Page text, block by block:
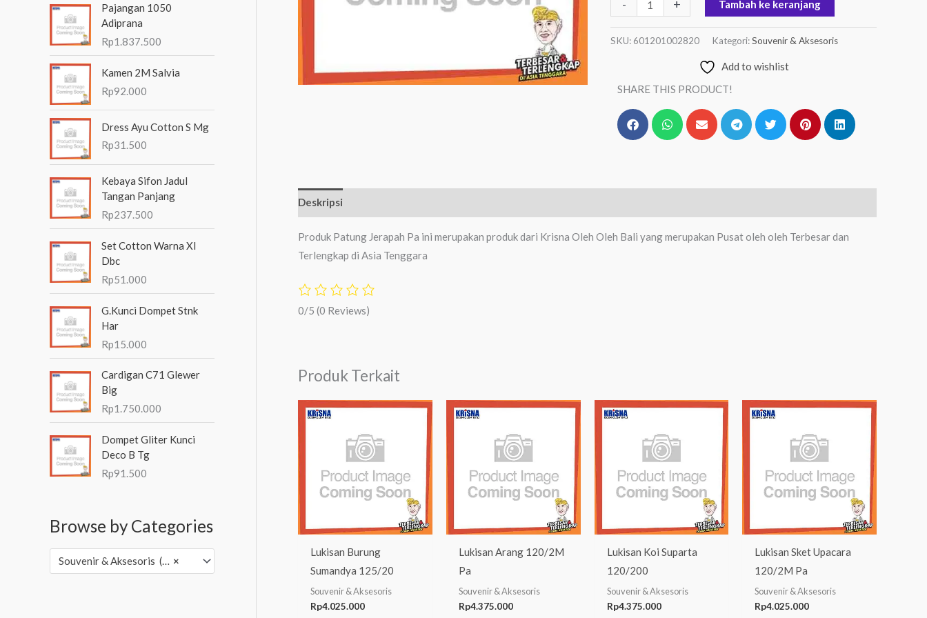
n
u
k
Pajangan 1050
Adiprana
Rp1.837.500
Kamen 2M Salvia
Rp92.000
Dress Ayu Cotton S Mg
Rp31.500
Kebaya Sifon Jadul
Tangan Panjang
Rp237.500
Set Cotton Warna Xl
Dbc
Rp51.000
G.Kunci Dompet Stnk
Har
Rp15.000
Cardigan C71 Glewer
Big
Rp1.750.000
Dompet Gliter Kunci
Deco B Tg
Rp91.500
Browse by Categories
×
Souvenir & Aksesoris (3,502)
- + Tambah ke keranjang
SKU: 601201002820 Kategori:Souvenir & Aksesoris
Add to wishlist
SHARE THIS PRODUCT!
Deskripsi
Produk Patung Jerapah Pa ini merupakan produk dari Krisna Oleh Oleh Bali yang merupakan Pusat oleh oleh Terbesar dan
Terlengkap di Asia Tenggara
0/5 (0 Reviews)
Produk Terkait
Lukisan Burung
Sumandya 125/20
Souvenir & Aksesoris
Rp4.025.000
Lukisan Arang 120/2M
Pa
Souvenir & Aksesoris
Rp4.375.000
Lukisan Koi Suparta
120/200
Souvenir & Aksesoris
Rp4.375.000
Lukisan Sket Upacara
120/2M Pa
Souvenir & Aksesoris
Rp4.025.000